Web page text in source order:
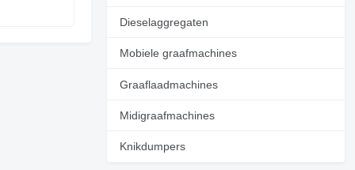
Dieselaggregaten
Mobiele graafmachines
Graaflaadmachines
Midigraafmachines
Knikdumpers